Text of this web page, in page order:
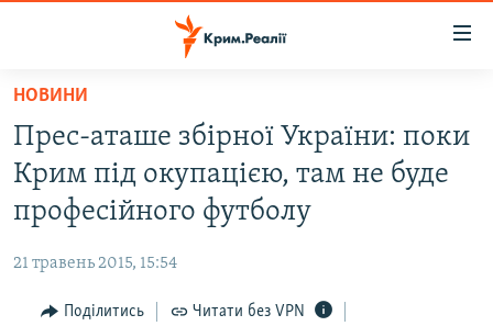
Перейти
основного
матеріалу
Перейти
до
основної
навігації
Перейти
ВОДА.КРИМ
ВІДЕО ТА ФОТО
БЛОГИ
ПОГЛЯД
НОВИНИ
Прес-аташе збірної України: поки
Крим під окупацією, там не буде
професійного футболу
21 травень 2015, 15:54
Поділитись Читати без VPN